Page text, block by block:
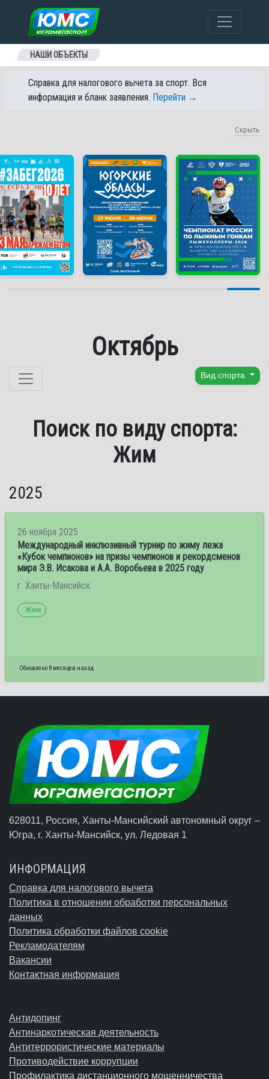
Перейти к содержанию
НАШИ ОБЪЕКТЫ
Справка для налогового вычета за спорт. Вся
информация и бланк заявления. Перейти →
Скрыть
Октябрь
Перейти к содержанию Вид спорта
Поиск по виду спорта:
Жим
2025
26 ноября 2025
Международный инклюзивный турнир по жиму лежа
«Кубок чемпионов» на призы чемпионов и рекордсменов
мира Э.В. Исакова и А.А. Воробьева в 2025 году
г. Ханты-Мансийск
Жим
Обновлено 8 месяцев назад
628011, Россия, Ханты-Мансийский автономный округ –
Югра, г. Ханты-Мансийск, ул. Ледовая 1
ИНФОРМАЦИЯ
Справка для налогового вычета
Политика в отношении обработки персональных
данных
Политика обработки файлов cookie
Рекламодателям
Вакансии
Контактная информация
Антидопинг
Антинаркотическая деятельность
Антитеррористические материалы
Противодействие коррупции
Профилактика дистанционного мошенничества